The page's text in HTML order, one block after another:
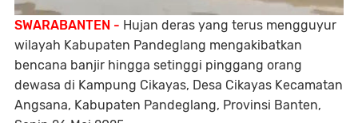
SWARABANTEN - Hujan deras yang terus mengguyur
wilayah Kabupaten Pandeglang mengakibatkan
bencana banjir hingga setinggi pinggang orang
dewasa di Kampung Cikayas, Desa Cikayas Kecamatan
Angsana, Kabupaten Pandeglang, Provinsi Banten,